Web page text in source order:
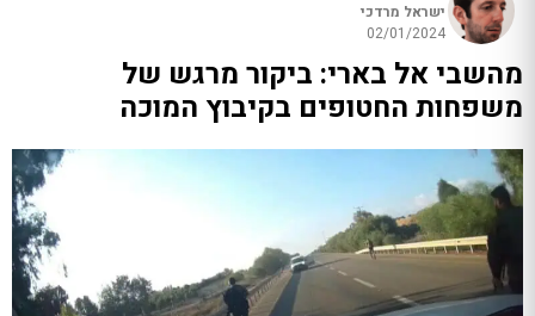
ישראל מרדכי
02/01/2024
מהשבי אל בארי: ביקור מרגש של
משפחות החטופים בקיבוץ המוכה